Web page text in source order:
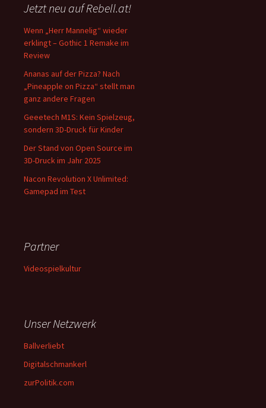
Jetzt neu auf Rebell.at!
Wenn „Herr Mannelig“ wieder
erklingt – Gothic 1 Remake im
Review
Ananas auf der Pizza? Nach
„Pineapple on Pizza“ stellt man
ganz andere Fragen
Geeetech M1S: Kein Spielzeug,
sondern 3D-Druck für Kinder
Der Stand von Open Source im
3D-Druck im Jahr 2025
Nacon Revolution X Unlimited:
Gamepad im Test
Partner
Videospielkultur
Unser Netzwerk
Ballverliebt
Digitalschmankerl
zurPolitik.com